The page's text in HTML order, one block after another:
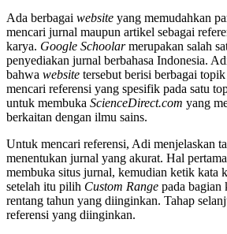
Ada berbagai website yang memudahkan
mencari jurnal maupun artikel sebagai
karya. Google Schoolarmerupakan salah
penyediakan jurnal berbahasa Indonesia.
bahwa website tersebut berisi berbagai
mencari referensi yang spesifik pada satu
untuk membuka ScienceDirect.com yang
berkaitan dengan ilmu sains.
Untuk mencari referensi, Adi menjelaskan
menentukan jurnal yang akurat. Hal
membuka situs jurnal, kemudian ketik kata
setelah itu pilih Custom Range pada bagian
rentang tahun yang diinginkan. Tahap
referensi yang diinginkan.